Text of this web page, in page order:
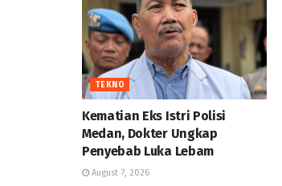
TEKNO
Kematian Eks Istri Polisi
Medan, Dokter Ungkap
Penyebab Luka Lebam
August 7, 2026